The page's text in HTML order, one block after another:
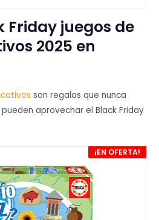
Friday juegos de
2025 en
son regalos que nunca
aprovechar el Black Friday
¡EN OFERTA!